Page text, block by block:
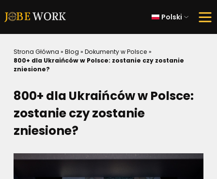
Polski
Strona Główna » Blog » Dokumenty w Polsce »
800+ dla Ukraińców w Polsce: zostanie czy zostanie
zniesione?
800+ dla Ukraińców w Polsce:
zostanie czy zostanie
zniesione?